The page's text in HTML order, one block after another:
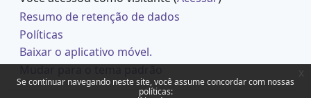
Se continuar navegando neste site, você assume concordar com nossas
políticas:
Resumo de retenção de dados
Políticas
Baixar o aplicativo móvel.